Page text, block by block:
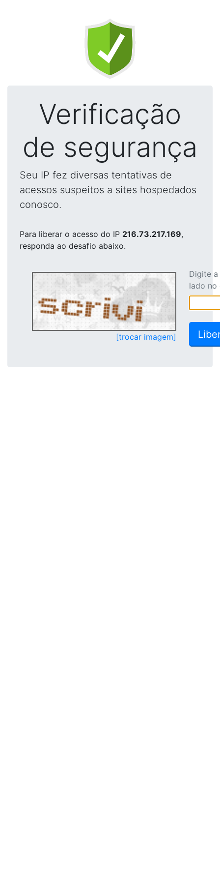
Verificação
de segurança
Seu IP fez diversas tentativas de
acessos suspeitos a sites hospedados
conosco.
Para liberar o acesso do IP 216.73.217.169,
responda ao desafio abaixo.
[trocar imagem]
Digite
lado no